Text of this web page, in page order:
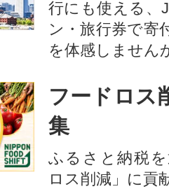
行にも使える、
ン・旅行券で寄
を体感しません
フードロス
集
ふるさと納税
ロス削減」に貢